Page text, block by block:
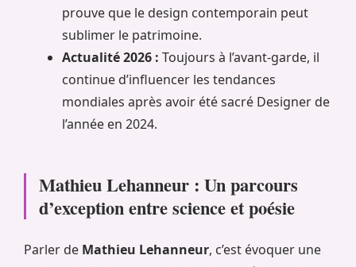
prouve que le design contemporain peut
sublimer le patrimoine.
Actualité 2026 : Toujours à l’avant-garde, il
continue d’influencer les tendances
mondiales après avoir été sacré Designer de
l’année en 2024.
Mathieu Lehanneur : Un parcours
d’exception entre science et poésie
Parler de Mathieu Lehanneur, c’est évoquer une